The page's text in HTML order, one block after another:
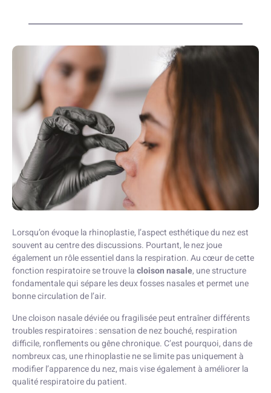
Lorsqu’on évoque la rhinoplastie, l’aspect esthétique du nez est
souvent au centre des discussions. Pourtant, le nez joue
également un rôle essentiel dans la respiration. Au cœur de cette
fonction respiratoire se trouve lacloison nasale, une structure
fondamentale qui sépare les deux fosses nasales et permet une
bonne circulation de l’air.
Une cloison nasale déviée ou fragilisée peut entraîner différents
troubles respiratoires : sensation de nez bouché, respiration
difficile, ronflements ou gêne chronique. C’est pourquoi, dans de
nombreux cas, une rhinoplastie ne se limite pas uniquement à
modifier l’apparence du nez, mais vise également à améliorer la
qualité respiratoire du patient.